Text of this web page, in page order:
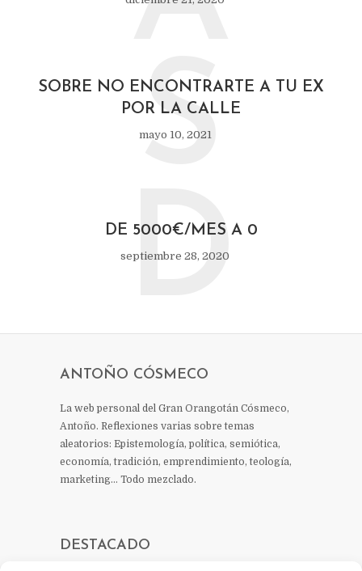
SOBRE NO ENCONTRARTE A TU EX
POR LA CALLE
mayo 10, 2021
S
DE 5000€/MES A 0
septiembre 28, 2020
D
ANTOÑO CÓSMECO
La web personal del Gran Orangotán Cósmeco,
Antoño. Reflexiones varias sobre temas
aleatorios: Epistemología, política, semiótica,
economía, tradición, emprendimiento, teología,
marketing… Todo mezclado.
DESTACADO